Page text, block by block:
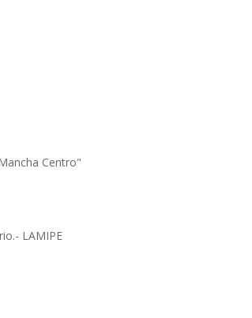
Centro"
LAMIPE